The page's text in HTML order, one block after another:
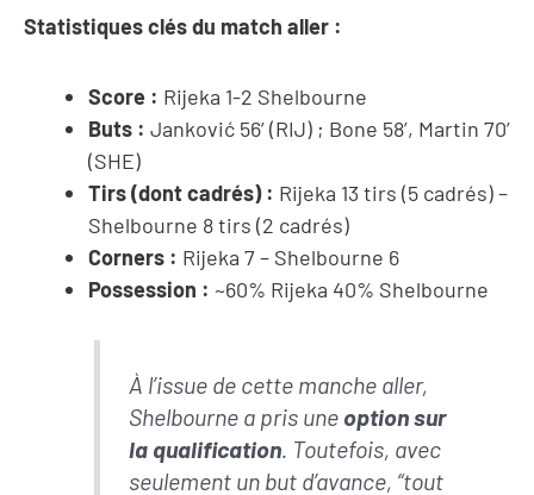
Statistiques clés du match aller :
Score : Rijeka 1-2 Shelbourne
Buts : Janković 56’ (RIJ) ; Bone 58’, Martin 70’
(SHE)
Tirs (dont cadrés) : Rijeka 13 tirs (5 cadrés) –
Shelbourne 8 tirs (2 cadrés)
Corners : Rijeka 7 – Shelbourne 6
Possession : ~60% Rijeka 40% Shelbourne
À l’issue de cette manche aller,
Shelbourne a pris une option sur
la qualification. Toutefois, avec
seulement un but d’avance, “tout